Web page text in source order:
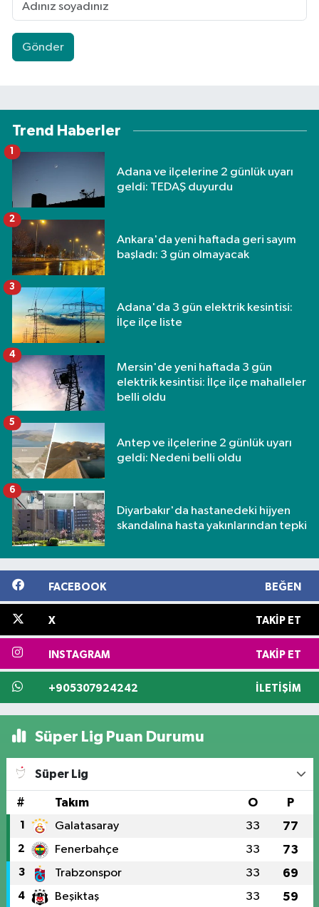
Gönder
Trend Haberler
Adana ve ilçelerine 2 günlük uyarı
geldi: TEDAŞ duyurdu
1
Ankara'da yeni haftada geri sayım
başladı: 3 gün olmayacak
2
Adana'da 3 gün elektrik kesintisi:
İlçe ilçe liste
3
Mersin'de yeni haftada 3 gün
elektrik kesintisi: İlçe ilçe mahalleler
belli oldu
4
Antep ve ilçelerine 2 günlük uyarı
geldi: Nedeni belli oldu
5
Diyarbakır'da hastanedeki hijyen
skandalına hasta yakınlarından tepki
6
FACEBOOK BEĞEN
X TAKIP ET
INSTAGRAM TAKIP ET
+905307924242 İLETIŞIM
Süper Lig Puan Durumu
Süper Lig
# Takım O P
1 Galatasaray 33 77
2 Fenerbahçe 33 73
3 Trabzonspor 33 69
4 Beşiktaş 33 59